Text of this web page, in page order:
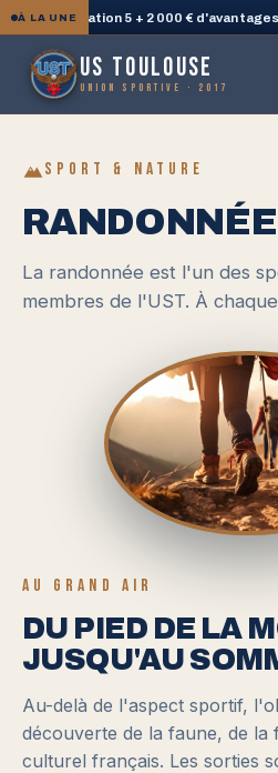
À LA UNE
une PlayStation 5 + 2 000 € d'avantages
US TOULOUSE
UNION SPORTIVE · 2017
SPORT & NATURE
RANDONNÉE
La randonnée est l'un des
membres de l'UST. À
AU GRAND AIR
DU PIED DE LA
JUSQU'AU
Au-delà de l'aspect sportif,
découverte de la faune, de la
culturel français. Les sorties